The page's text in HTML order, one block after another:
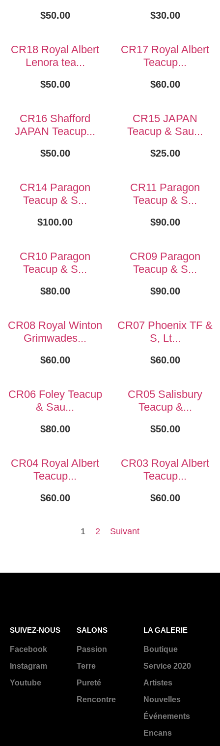
$50.00 $30.00
CR18 Royal Albert
Lenora tea...
$50.00
CR17 Royal Albert
Teacup...
$60.00
CR16 Shafford
JAPAN Teacup...
$50.00
CR15 JAPAN
Teacup & Sau...
$25.00
CR14 Paragon
Teacup & S...
$100.00
CR11 Paragon
Teacup & S...
$90.00
CR10 Paragon
Teacup & S...
$80.00
CR09 Paragon
Teacup & S...
$90.00
CR08 Royal Winton
Grimwades...
$60.00
CR07 Phoenix TF &
S, Lt...
$60.00
CR06 Foley Teacup
& Sau...
$80.00
CR05 Salisbury
Teacup &...
$50.00
CR04 Royal Albert
Teacup...
$60.00
CR03 Royal Albert
Teacup...
$60.00
1 2 Suivant
SUIVEZ-NOUS
Facebook
Instagram
Youtube
SALONS
Passion
Terre
Pureté
Rencontre
LA GALERIE
Boutique
Service 2020
Artistes
Nouvelles
Événements
Encans